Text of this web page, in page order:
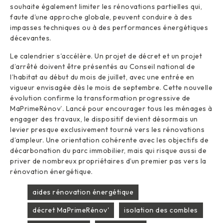
souhaite également limiter les rénovations partielles qui,
faute d’une approche globale, peuvent conduire à des
impasses techniques ou à des performances énergétiques
décevantes.
Le calendrier s’accélère. Un projet de décret et un projet
d’arrêté doivent être présentés au Conseil national de
l’habitat au début du mois de juillet, avec une entrée en
vigueur envisagée dès le mois de septembre. Cette nouvelle
évolution confirme la transformation progressive de
MaPrimeRénov’. Lancé pour encourager tous les ménages à
engager des travaux, le dispositif devient désormais un
levier presque exclusivement tourné vers les rénovations
d’ampleur. Une orientation cohérente avec les objectifs de
décarbonation du parc immobilier, mais qui risque aussi de
priver de nombreux propriétaires d’un premier pas vers la
rénovation énergétique.
aides rénovation énergétique
décret MaPrimeRénov'
isolation des combles